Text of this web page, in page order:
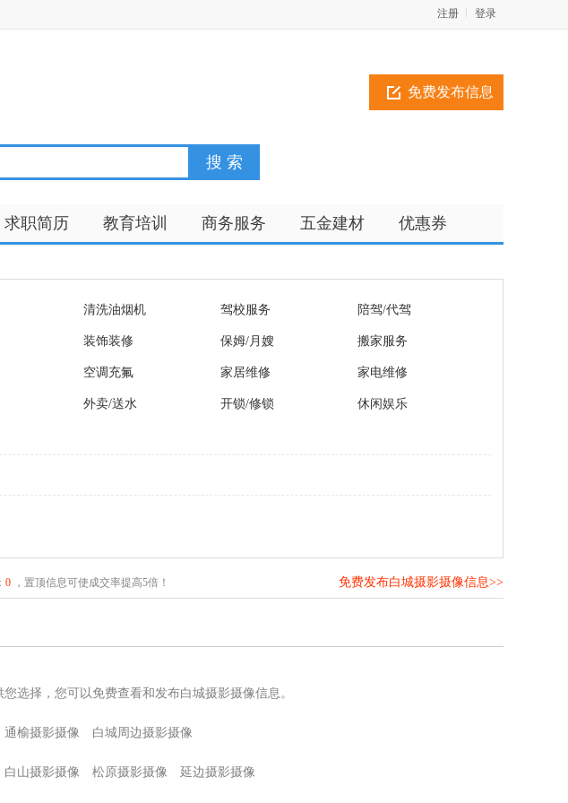
登录
注册
免费发布信息
求职简历 教育培训 商务服务 五金建材 优惠券
清洗油烟机 驾校服务 陪驾/代驾
装饰装修 保姆/月嫂 搬家服务
空调充氟 家居维修 家电维修
外卖/送水 开锁/修锁 休闲娱乐
0，置顶信息可使成交率提高5倍！ 免费发布白城摄影摄像信息>>
选择，您可以免费查看和发布白城摄影摄像信息。
通榆摄影摄像 白城周边摄影摄像
白山摄影摄像 松原摄影摄像 延边摄影摄像